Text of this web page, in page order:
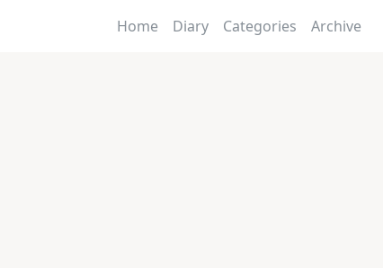
Home Diary Categories Archive